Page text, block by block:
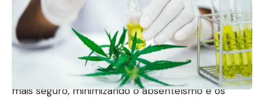
trabalham em um ambiente ergonomicamente
adequado, eles tendem a se sentir mais
confortáveis e menos fatigados, o que resulta em
menos pausas e mais eficiência. Além disso, a
ergonomia ajuda a criar um ambiente de trabalho
mais seguro, minimizando o absenteísmo e os